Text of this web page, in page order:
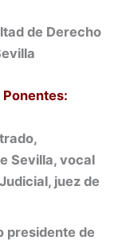
de Derecho
Sevilla, vocal
juez de
presidente de